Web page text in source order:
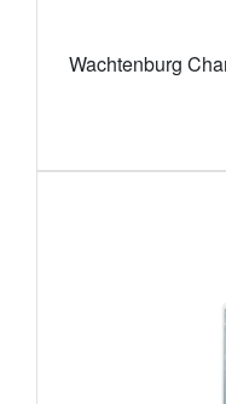
Wachtenburg